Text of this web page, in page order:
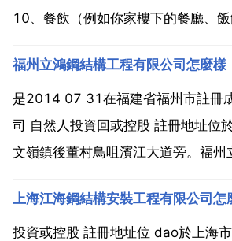
10、餐飲（例如你家樓下的餐廳、飯
福州立鴻鋼結構工程有限公司怎麼樣
是2014 07 31在福建省福州市註冊
司 自然人投資回或控股 註冊地址位
文嶺鎮後董村鳥咀濱江大道旁。福州
業法人成平江，目前企業處於開業狀
構工程 的經營範圍是 鋼結構工程...
上海江海鋼結構安裝工程有限公司怎
投資或控股 註冊地址位 dao於上海